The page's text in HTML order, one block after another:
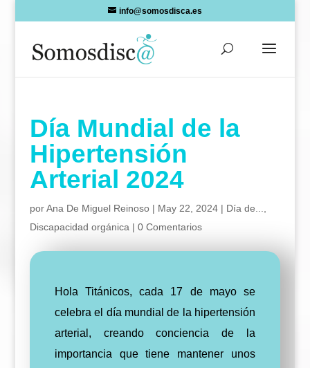
info@somosdisca.es
Día Mundial de la
Hipertensión
Arterial 2024
porAna De Miguel Reinoso| May 22, 2024| Día de...
Discapacidad orgánica | 0 Comentarios
Hola Titánicos, cada 17 de mayo se
celebra el día mundial de la hipertensión
arterial, creando conciencia de la
importancia que tiene mantener unos